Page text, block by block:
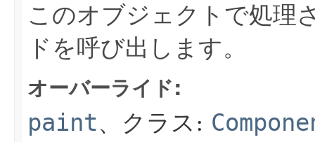
このオブジェクトで処理
ドを呼び出します。
オーバーライド:
paint、クラス: